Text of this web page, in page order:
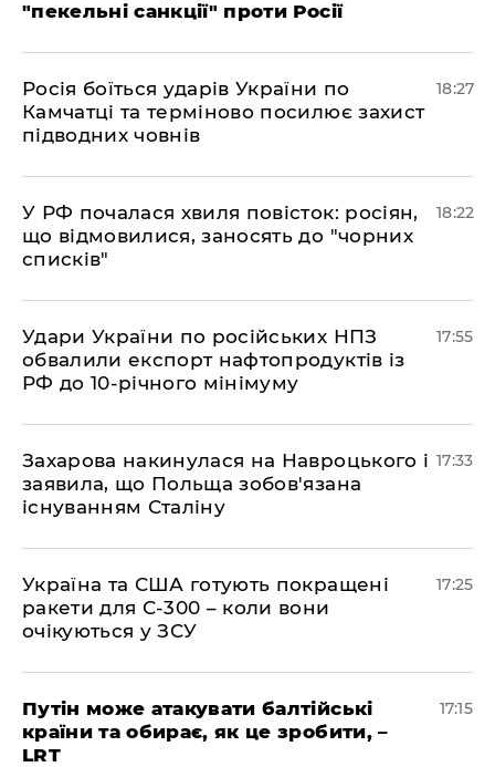
"пекельні санкції" проти Росії
​Росія боїться ударів України по
Камчатці та терміново посилює захист
підводних човнів
18:27
​У РФ почалася хвиля повісток: росіян,
що відмовилися, заносять до "чорних
списків"
18:22
​Удари України по російських НПЗ
обвалили експорт нафтопродуктів із
РФ до 10-річного мінімуму
17:55
​Захарова накинулася на Навроцького і
заявила, що Польща зобов'язана
існуванням Сталіну
17:33
​Україна та США готують покращені
ракети для С-300 – коли вони
очікуються у ЗСУ
17:25
​Путін може атакувати балтійські
країни та обирає, як це зробити, –
LRT
17:15